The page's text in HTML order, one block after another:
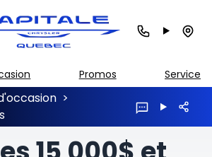
Promos Service
>